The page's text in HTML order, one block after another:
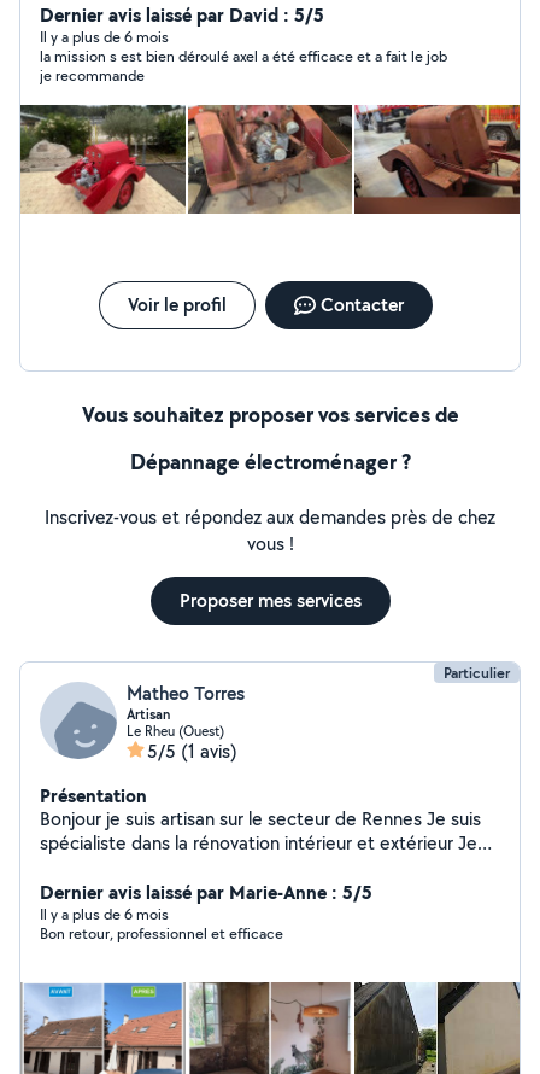
Disponible pour toute intervention urgente, ou travaux
programmer
Dernier avis laissé par David : 5/5
Il y a plus de 6 mois
la mission s est bien déroulé axel a été efficace et a fait le job
je recommande
Voir le profil Contacter
Vous souhaitez proposer vos services de
Dépannage électroménager ?
Inscrivez-vous et répondez aux demandes près de chez
vous !
Proposer mes services
Particulier
Matheo Torres
Artisan
Le Rheu (Ouest)
5/5 (1 avis)
Présentation
Bonjour je suis artisan sur le secteur de Rennes Je suis
spécialiste dans la rénovation intérieur et extérieur Je
produits professionnels Muret Dalle Toiture tout ripe de
tuiles Façade Je vous propose mes services de peinture
intérieur Pose de parquet Pour tout renseignement et
Dernier avis laissé par Marie-Anne : 5/5
Il y a plus de 6 mois
Bon retour, professionnel et efficace